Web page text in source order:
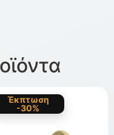
Έκπτωση
-30%